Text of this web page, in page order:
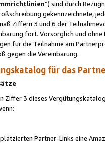
“) sind durch
gekennzeichnete,
Ziffern 3 und 6 der
fort. Vorsorglich und
für die Teilnahme am
gegen die Vereinbarung.
für das
Ziffer 3 dieses
Partner-Links eine